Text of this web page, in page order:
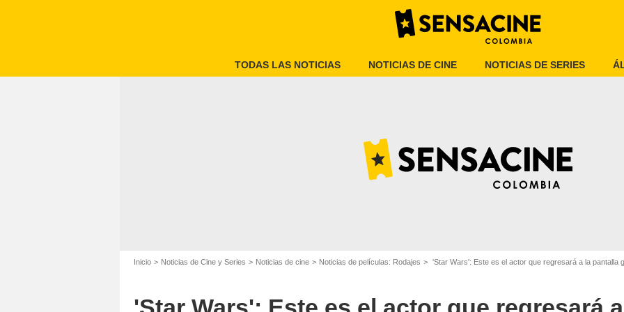
TODAS LAS NOTICIAS NOTICIAS DE CINE NOTICIAS DE SERIES
Inicio Noticias de Cine y Series Noticias de cine Noticias de películas: Rodajes 'Star Wars': Este es el actor que regresará a la pantalla